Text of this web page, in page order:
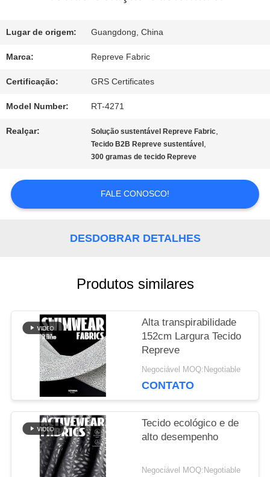
EXCURSÃO
DA
FÁBRICA
CONTROLE
QUALIDADE
CONTACTE-
NOTÍCIA
CASOS
MAPA
DO
Lugar de origem: Guangdong, China
Marca: Repreve Fabric
Certificação: GRS Certificates
Model Number: RT-4271
Realçar: Solução sustentável Repreve Fabric,
Tecido B2B Repreve sustentável ,
300 gramas de tecido Repreve
FALE CONOSCO!
DESDOBRAR DETALHES
Produtos similares
Alta transpirabilidade
152cm Largura Tecido
Repreve
Negociável MOQ:Negotiable
CONTATO
Tecido ecológico e de
alto desempenho
Negociável MOQ:Negotiable